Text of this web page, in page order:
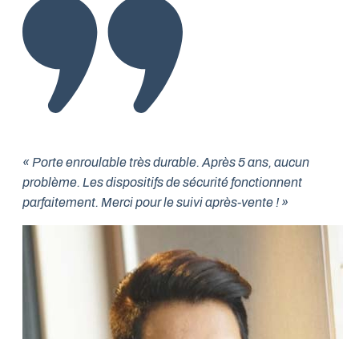
« Porte enroulable très durable. Après 5 ans, aucun
problème. Les dispositifs de sécurité fonctionnent
parfaitement. Merci pour le suivi après-vente ! »